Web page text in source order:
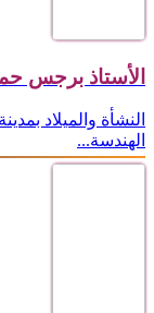
الأستاذ برجس
النشأة والميلاد
الهندسة...